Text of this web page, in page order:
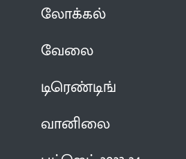
லோக்கல்
வேலை
டிரெண்டிங்
வானிலை